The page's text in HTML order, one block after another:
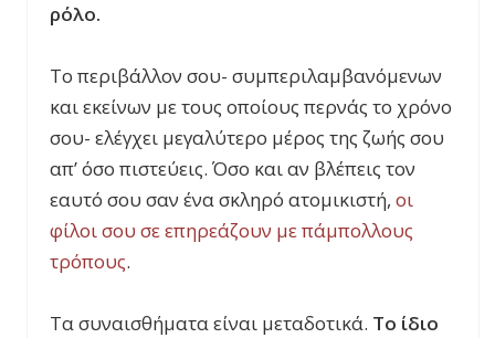
ρόλο.
Το περιβάλλον σου- συμπεριλαμβανόμενων
και εκείνων με τους οποίους περνάς το χρόνο
σου- ελέγχει μεγαλύτερο μέρος της ζωής σου
απ’ όσο πιστεύεις. Όσο και αν βλέπεις τον
εαυτό σου σαν ένα σκληρό ατομικιστή, οι
φίλοι σου σε επηρεάζουν με πάμπολλους
τρόπους.
Τα συναισθήματα είναι μεταδοτικά. Το ίδιο